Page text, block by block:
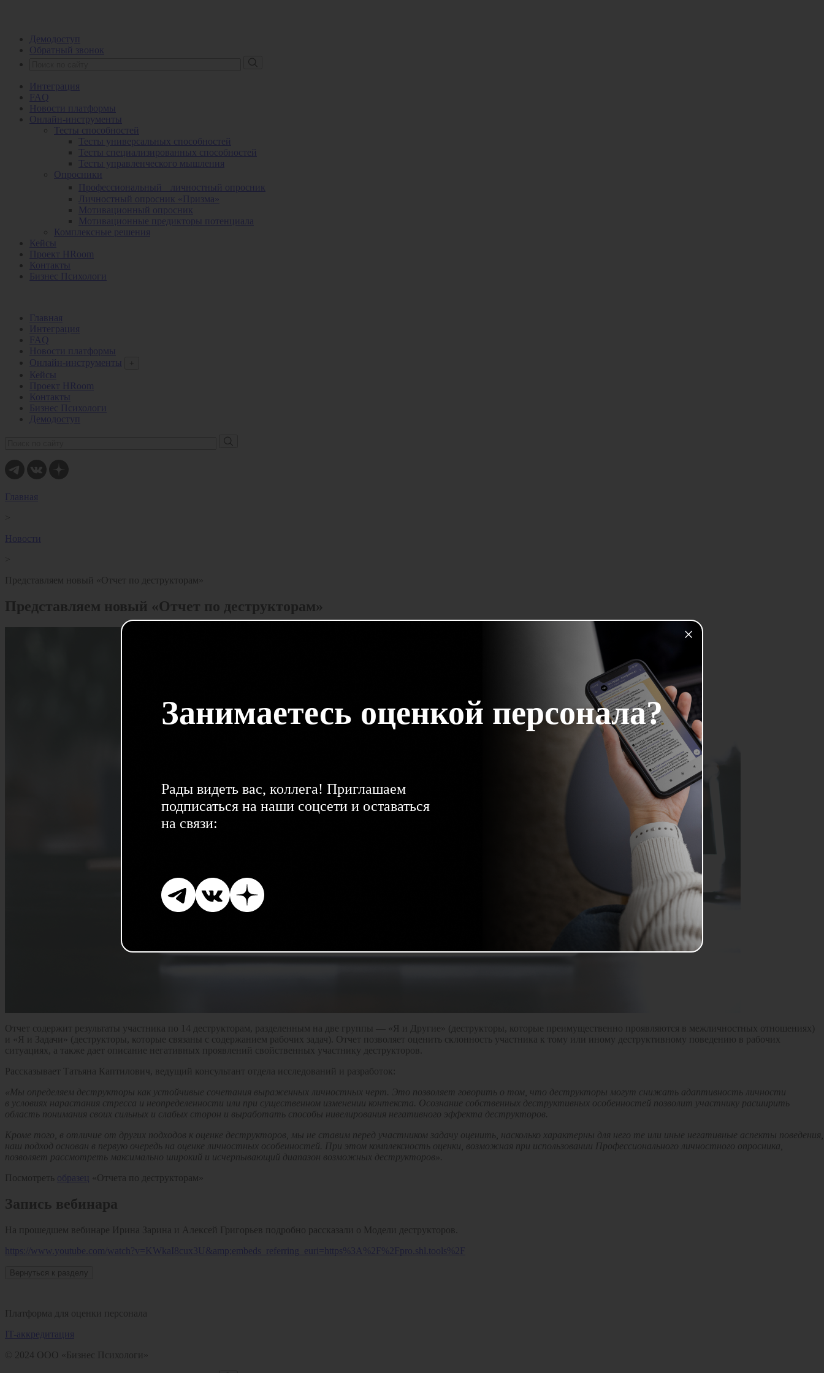
Демодоступ
Обратный звонок
Интеграция
FAQ
Новости платформы
Онлайн-инструменты
Тесты способностей
Тесты универсальных способностей
Тесты специализированных способностей
Тесты управленческого мышления
Опросники
Профессиональный личностный опросник
Личностный опросник «Призма»
Мотивационный опросник
Мотивационные предикторы потенциала
Комплексные решения
Кейсы
Проект HRoom
Контакты
Бизнес Психологи
Главная
Интеграция
FAQ
Новости платформы
Онлайн-инструменты
+
Кейсы
Проект HRoom
Контакты
Бизнес Психологи
Демодоступ
Главная
>
Новости
>
Представляем новый «Отчет по деструкторам»
Представляем новый «Отчет по деструкторам»
Отчет содержит результаты участника по 14 деструкторам, разделенным на две группы — «Я и Другие» (деструкторы, которые преимущественно проявляются в межличностных отношениях)
и «Я и Задачи» (деструкторы, которые связаны с содержанием рабочих задач). Отчет позволяет оценить склонность участника к тому или иному деструктивному поведению в рабочих
ситуациях, а также дает описание негативных проявлений свойственных участнику деструкторов.
Рассказывает Татьяна Каптилович, ведущий консультант отдела исследований и разработок:
«Мы определяем деструкторы как устойчивые сочетания выраженных личностных черт. Это позволяет говорить о том, что деструкторы могут снижать адаптивность личности
в условиях нарастания стресса и неопределенности или при существенном изменении контекста. Осознание собственных деструктивных особенностей позволит участнику расширить
область понимания своих сильных и слабых сторон и выработать способы нивелирования негативного эффекта деструкторов.
Кроме того, в отличие от других подходов к оценке деструкторов, мы не ставим перед участником задачу оценить, насколько характерны для него те или иные негативные аспекты поведения,
наш подход основан в первую очередь на оценке личностных особенностей. При этом комплексность оценки, возможная при использовании Профессионального личностного опросника,
позволяет рассмотреть максимально широкий и исчерпывающий диапазон возможных деструкторов».
Посмотреть образец «Отчета по деструкторам»
Запись вебинара
На прошедшем вебинаре Ирина Зарина и Алексей Григорьев подробно рассказали о Модели деструкторов.
https://www.youtube.com/watch?v=KWkaI8cux3U&amp;embeds_referring_euri=https%3A%2F%2Fpro.shl.tools%2F
Вернуться к разделу
Платформа для оценки персонала
IT-аккредитация
© 2024 ООО «Бизнес Психологи»
Занимаетесь оценкой персонала?
Рады видеть вас, коллега! Приглашаем
подписаться на наши соцсети и оставаться
на связи: